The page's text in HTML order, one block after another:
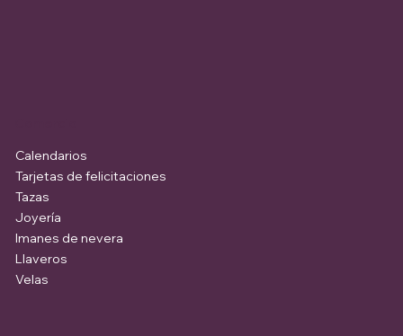
Calendarios
Tarjetas de felicitaciones
Tazas
Joyería
Imanes de nevera
Llaveros
Velas